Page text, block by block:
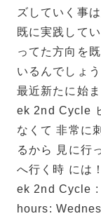
ズしていく事
既に実践して
ってた方向を
いるんでしょ
最近新たに始
ek 2nd Cycle
なくて 非常に
るから 見に行
へ行く時 には
ek 2nd Cycle
hours: